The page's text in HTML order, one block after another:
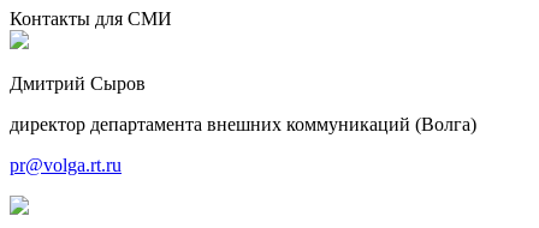
Контакты для СМИ
Дмитрий Сыров
директор департамента внешних коммуникаций (Волга)
pr@volga.rt.ru